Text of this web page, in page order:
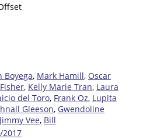
Boyega, Mark Hamill, Oscar
, Kelly Marie Tran, Laura
del Toro, Frank Oz, Lupita
Gleeson, Gwendoline
Jimmy Vee, Bill
2017